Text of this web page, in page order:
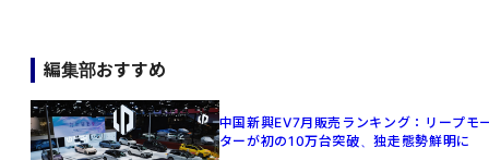
編集部おすすめ
中国新興EV7月販売ランキング：リープモ
ターが初の10万台突破、独走態勢鮮明に